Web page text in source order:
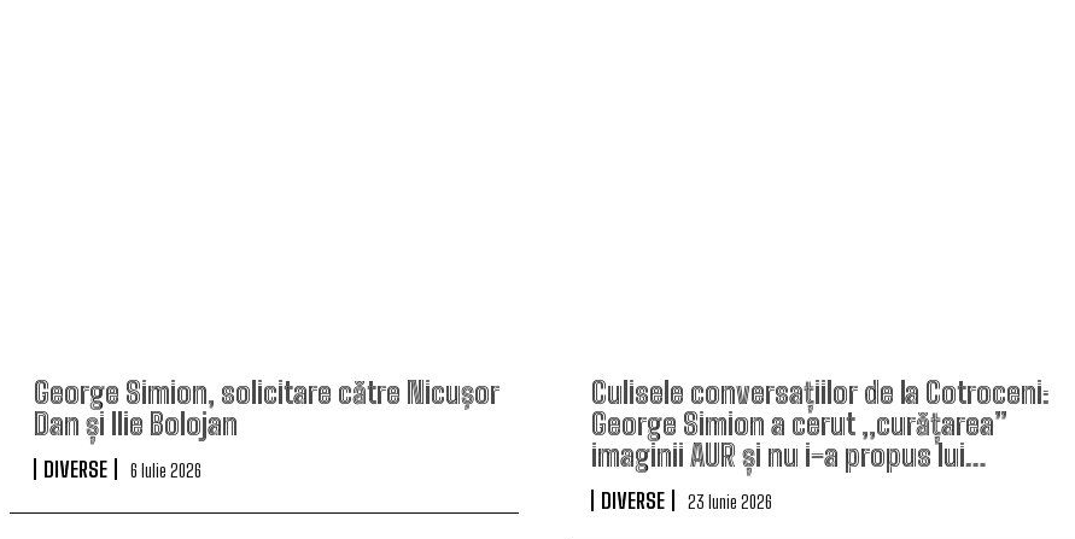
George Simion, solicitare către Nicuşor
Dan și Ilie Bolojan
DIVERSE 6 Iulie 2026
Culisele conversațiilor de la Cotroceni:
George Simion a cerut „curățarea”
imaginii AUR și nu i-a propus lui…
DIVERSE 23 Iunie 2026